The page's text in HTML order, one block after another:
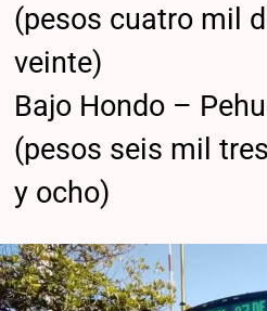
(pesos cuatro mil
veinte)
Bajo Hondo –
(pesos seis mil
y ocho)